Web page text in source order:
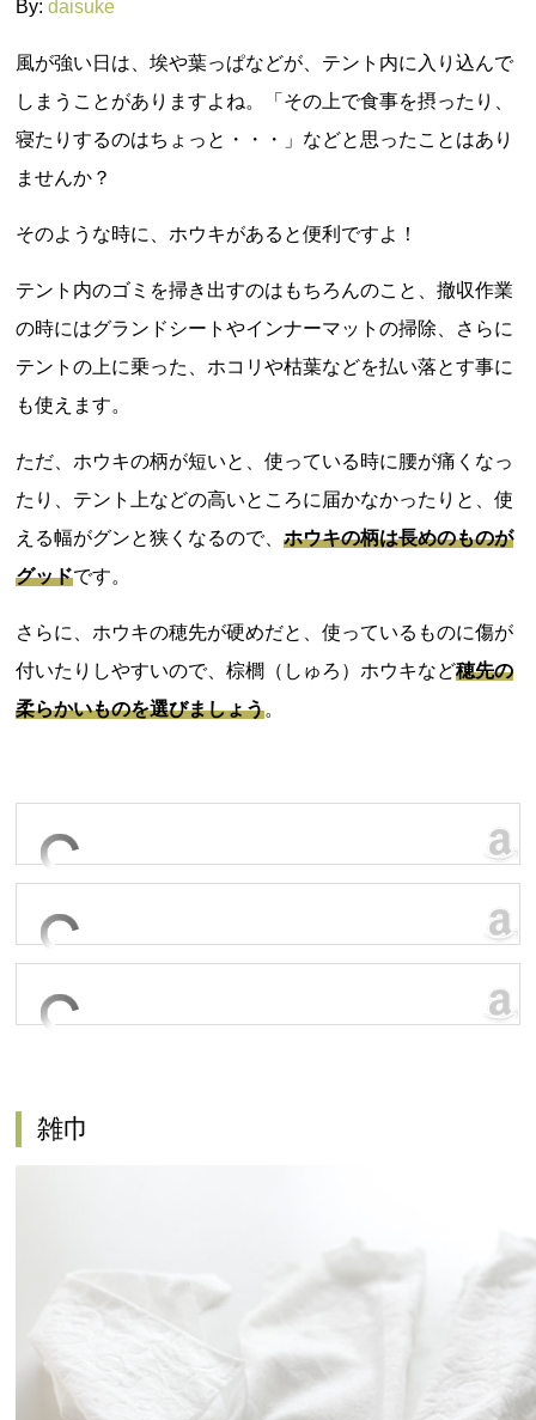
By:daisuke
風が強い日は、埃や葉っぱなどが、テント内に入り込んで
しまうことがありますよね。「その上で食事を摂ったり、
寝たりするのはちょっと・・・」などと思ったことはあり
ませんか？
そのような時に、ホウキがあると便利ですよ！
テント内のゴミを掃き出すのはもちろんのこと、撤収作業
の時にはグランドシートやインナーマットの掃除、さらに
テントの上に乗った、ホコリや枯葉などを払い落とす事に
も使えます。
ただ、ホウキの柄が短いと、使っている時に腰が痛くなっ
たり、テント上などの高いところに届かなかったりと、使
える幅がグンと狭くなるので、ホウキの柄は長めのものが
グッドです。
さらに、ホウキの穂先が硬めだと、使っているものに傷が
付いたりしやすいので、棕櫚（しゅろ）ホウキなど穂先の
柔らかいものを選びましょう。
雑巾